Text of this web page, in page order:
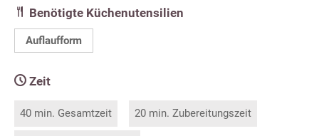
Benötigte Küchenutensilien
Auflaufform
Zeit
40 min. Gesamtzeit 20 min. Zubereitungszeit